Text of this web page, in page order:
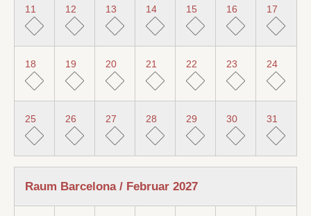
11 12 13 14 15 16 17
18 19 20 21 22 23 24
25 26 27 28 29 30 31
Raum Barcelona / Februar 2027